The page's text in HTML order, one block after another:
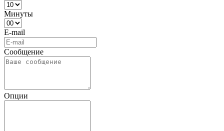
Минуты
E-mail
Сообщение
Опции